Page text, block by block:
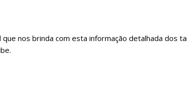
nos brinda com esta informação detalhada dos